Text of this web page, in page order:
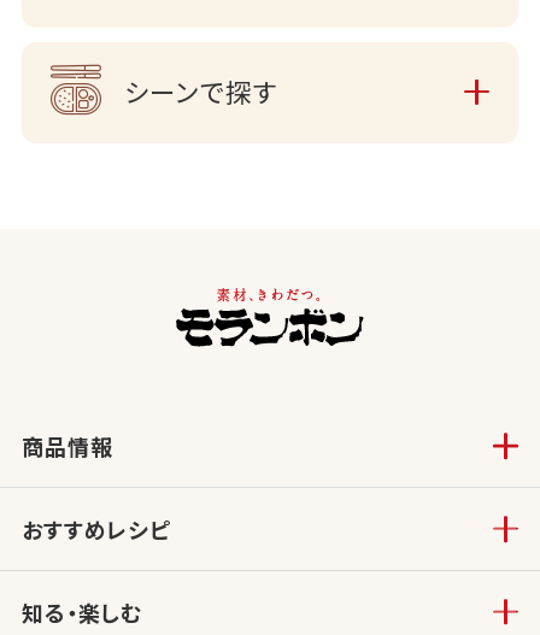
シーンで探す
商品情報
おすすめレシピ
知る・楽しむ